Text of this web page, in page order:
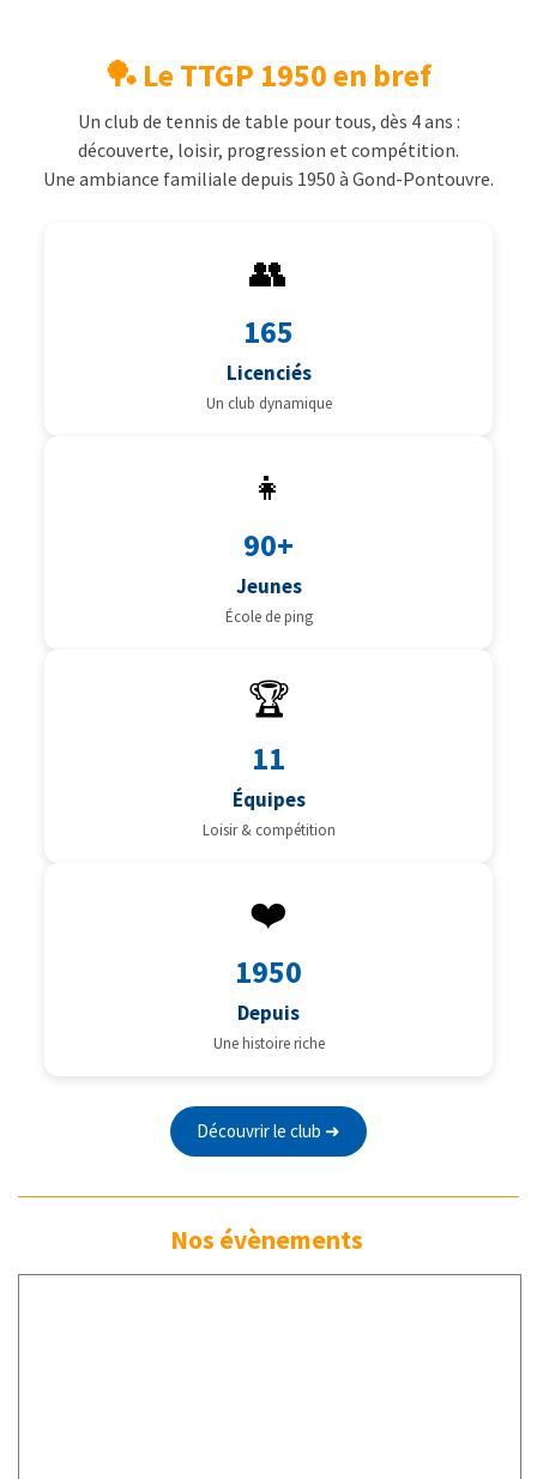
🏓 Le TTGP 1950 en bref
Un club de tennis de table pour tous, dès 4 ans :
découverte, loisir, progression et compétition.
Une ambiance familiale depuis 1950 à Gond-Pontouvre.
👥
165
Licenciés
Un club dynamique
👧
90+
Jeunes
École de ping
🏆
11
Équipes
Loisir & compétition
❤️
1950
Depuis
Une histoire riche
Découvrir le club ➜
Nos évènements